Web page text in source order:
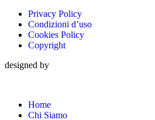
Privacy Policy
Condizioni d’uso
Cookies Policy
Copyright
designed by
Home
Chi Siamo